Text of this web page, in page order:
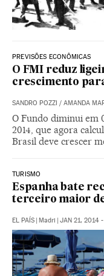
PREVISÕES ECONÔMICAS
O FMI reduz
crescimento
SANDRO POZZI / AMANDA
O Fundo diminui em
2014, que agora
Brasil deve crescer
TURISMO
Espanha bate
terceiro maior
EL PAÍS | Madri | JAN 21, 2014